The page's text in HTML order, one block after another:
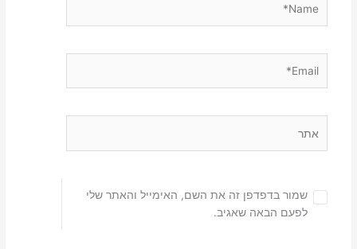
שמור בדפדפן זה את השם, האימייל והאתר שלי
לפעם הבאה שאגיב.